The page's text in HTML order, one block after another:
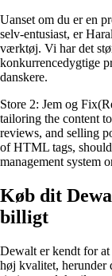
Uanset om du er en
selv-entusiast, er
værktøj. Vi har det
konkurrencedygtige
danskere.
Store 2: Jem og
tailoring the content
reviews, and selling
of HTML tags,
management system
Køb dit
billigt
Dewalt er kendt for
høj kvalitet, herunder